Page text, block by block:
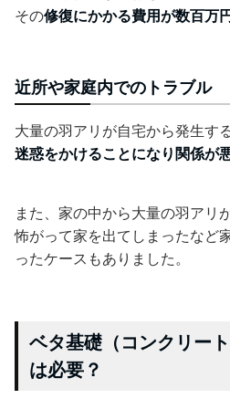
その修復にかかる費用が数百万
近所や家庭内でのトラブル
大量の羽アリが自宅から発生す
迷惑をかけることになり関係が
また、家の中から大量の羽アリ
怖がって家を出てしまったなど
ったケースもありました。
ベタ基礎（コンクリー
は必要？